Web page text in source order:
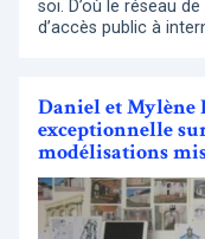
soi. D’où le réseau
d’accès public à
Daniel et
exceptionnelle
modélisations